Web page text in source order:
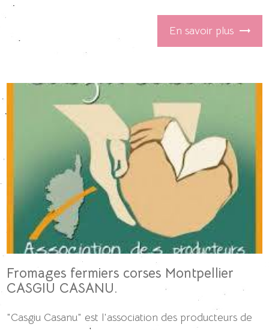
En savoir plus
Fromages fermiers corses Montpellier
CASGIU CASANU.
"Casgiu Casanu" est l'association des producteurs de